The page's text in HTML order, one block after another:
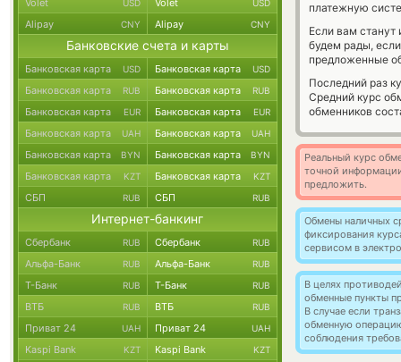
платежную
Если вам
будем рады,
предложенные
Последний раз
Средний курс
обменников
Реальный курс
точной
предложить.
Обмены наличных
фиксирования
сервисом в
В целях
обменные пункты
В случае если
обменную
соблюдения
Volet USD Volet USD
Alipay CNY Alipay CNY
Банковские счета и карты
Банковская карта USD Банковская карта USD
Банковская карта RUB Банковская карта RUB
Банковская карта EUR Банковская карта EUR
Банковская карта UAH Банковская карта UAH
Банковская карта BYN Банковская карта BYN
Банковская карта KZT Банковская карта KZT
СБП RUB СБП RUB
Интернет-банкинг
Сбербанк RUB Сбербанк RUB
Альфа-Банк RUB Альфа-Банк RUB
Т-Банк RUB Т-Банк RUB
ВТБ RUB ВТБ RUB
Приват 24 UAH Приват 24 UAH
Kaspi Bank KZT Kaspi Bank KZT